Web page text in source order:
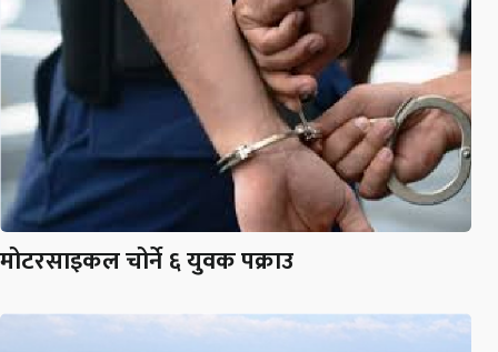
मोटरसाइकल चोर्ने ६ युवक पक्राउ